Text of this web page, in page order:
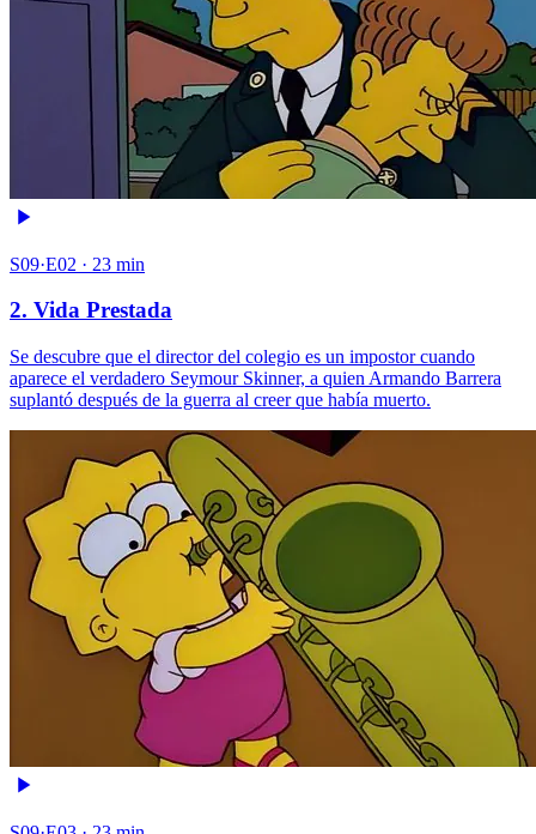
S09·E02 · 23 min
2. Vida Prestada
Se descubre que el director del colegio es un impostor cuando
aparece el verdadero Seymour Skinner, a quien Armando Barrera
suplantó después de la guerra al creer que había muerto.